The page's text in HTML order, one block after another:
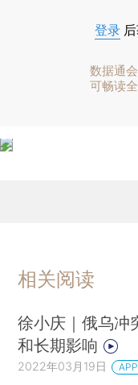
登录
数据通
可畅读
相关阅读
徐小庆｜俄乌冲
和长期影响
2022年03月19日